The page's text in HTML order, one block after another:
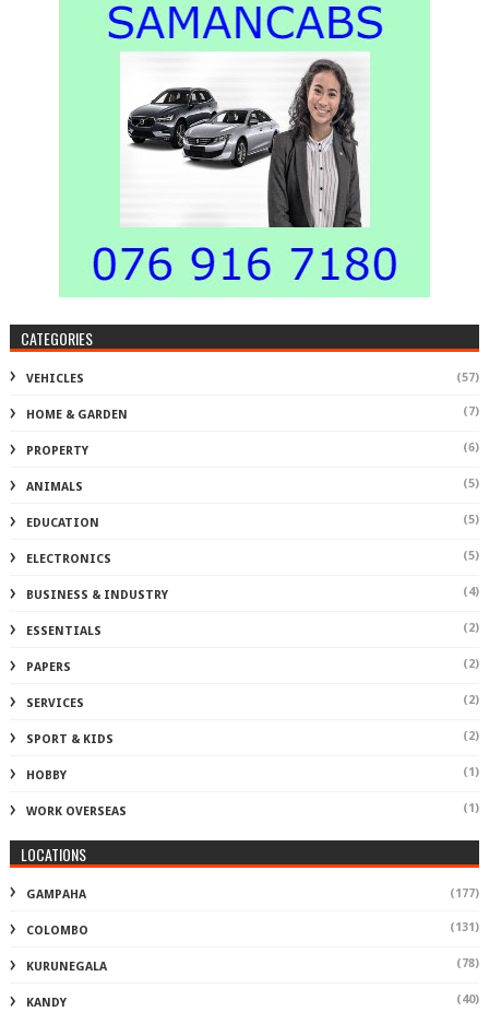
CATEGORIES
VEHICLES (57)
HOME & GARDEN (7)
PROPERTY (6)
ANIMALS (5)
EDUCATION (5)
ELECTRONICS (5)
BUSINESS & INDUSTRY (4)
ESSENTIALS (2)
PAPERS (2)
SERVICES (2)
SPORT & KIDS (2)
HOBBY (1)
WORK OVERSEAS (1)
LOCATIONS
GAMPAHA (177)
COLOMBO (131)
KURUNEGALA (78)
KANDY (40)